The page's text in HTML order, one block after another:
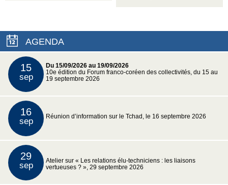
AGENDA
15
sep
Du 15/09/2026 au 19/09/2026
10e édition du Forum franco-coréen des collectivités, du 15 au
19 septembre 2026
16
sep Réunion d’information sur le Tchad, le 16 septembre 2026
29
sep
Atelier sur « Les relations élu-techniciens : les liaisons
vertueuses ? », 29 septembre 2026